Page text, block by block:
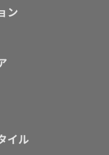
ン
イル